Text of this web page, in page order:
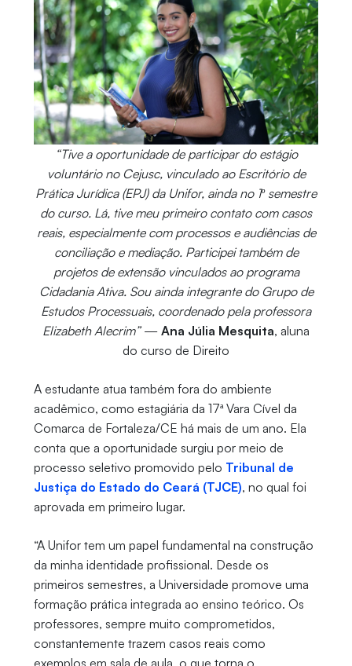
“Tive a oportunidade de participar do estágio
voluntário no Cejusc, vinculado ao Escritório de
Prática Jurídica (EPJ) da Unifor, ainda no 1º semestre
do curso. Lá, tive meu primeiro contato com casos
reais, especialmente com processos e audiências de
conciliação e mediação. Participei também de
projetos de extensão vinculados ao programa
Cidadania Ativa. Sou ainda integrante do Grupo de
Estudos Processuais, coordenado pela professora
Elizabeth Alecrim”— Ana Júlia Mesquita, aluna
do curso de Direito
A estudante atua também fora do ambiente
acadêmico, como estagiária da 17ª Vara Cível da
Comarca de Fortaleza/CE há mais de um ano. Ela
conta que a oportunidade surgiu por meio de
processo seletivo promovido pelo Tribunal de
Justiça do Estado do Ceará (TJCE), no qual foi
aprovada em primeiro lugar.
“A Unifor tem um papel fundamental na construção
da minha identidade profissional. Desde os
primeiros semestres, a Universidade promove uma
formação prática integrada ao ensino teórico. Os
professores, sempre muito comprometidos,
constantemente trazem casos reais como